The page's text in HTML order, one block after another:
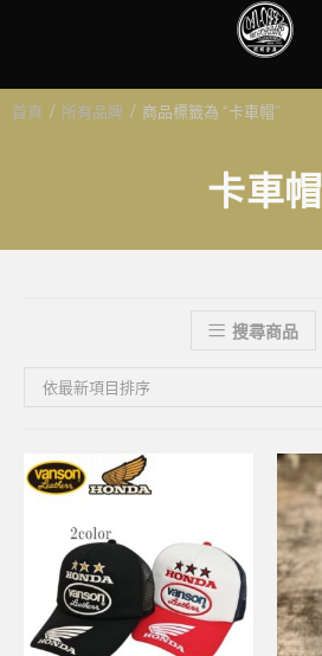
首頁 / 所有品牌 / 商品標籤為 “卡車帽”
卡車帽
搜尋商品
依最新項目排序